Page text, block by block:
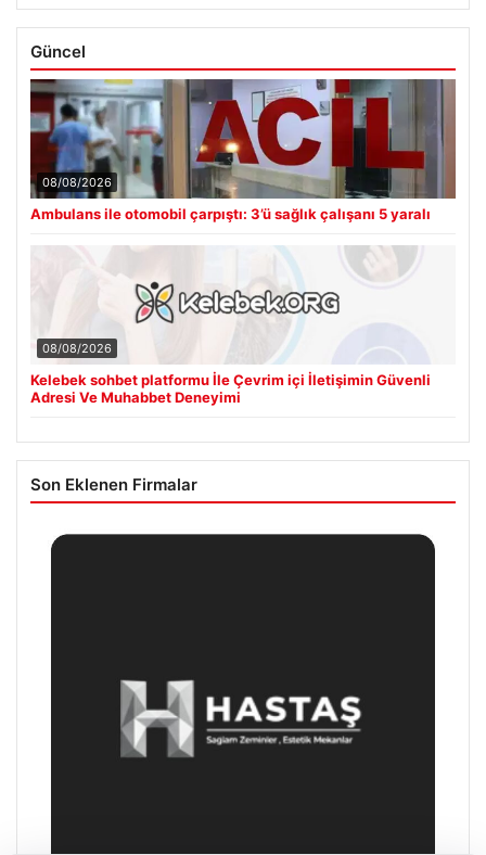
Güncel
08/08/2026
Ambulans ile otomobil çarpıştı: 3’ü sağlık çalışanı 5 yaralı
08/08/2026
Kelebek sohbet platformu İle Çevrim içi İletişimin Güvenli
Adresi Ve Muhabbet Deneyimi
Son Eklenen Firmalar